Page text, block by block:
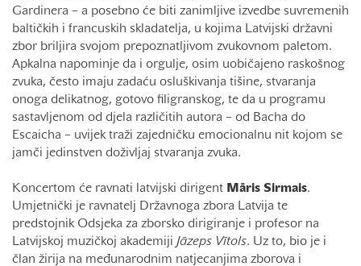
Gardinera – a posebno će biti zanimljive izvedbe suvremenih
baltičkih i francuskih skladatelja, u kojima Latvijski državni
zbor briljira svojom prepoznatljivom zvukovnom paletom.
Apkalna napominje da i orgulje, osim uobičajeno raskošnog
zvuka, često imaju zadaću osluškivanja tišine, stvaranja
onoga delikatnog, gotovo filigranskog, te da u programu
sastavljenom od djela različitih autora – od Bacha do
Escaicha – uvijek traži zajedničku emocionalnu nit kojom se
jamči jedinstven doživljaj stvaranja zvuka.
Koncertom će ravnati latvijski dirigent Māris Sirmais.
Umjetnički je ravnatelj Državnoga zbora Latvija te
predstojnik Odsjeka za zborsko dirigiranje i profesor na
Latvijskoj muzičkoj akademiji Jāzeps Vītols. Uz to, bio je i
član žirija na međunarodnim natjecanjima zborova i